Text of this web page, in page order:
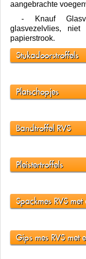
aangebrachte
- Knauf
glasvezelvlies,
papierstrook.
Stukadoorstroffels
Platschopjes
Bandtroffel RVS
Pleistertroffels
Spackmes RVS
Gips mes RVS met